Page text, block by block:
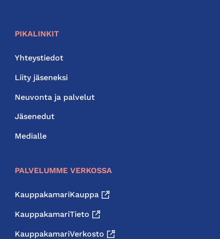
PIKALINKIT
Yhteystiedot
Liity jäseneksi
Neuvonta ja palvelut
Jäsenedut
Medialle
PALVELUMME VERKOSSA
KauppakamariKauppa
KauppakamariTieto
KauppakamariVerkosto